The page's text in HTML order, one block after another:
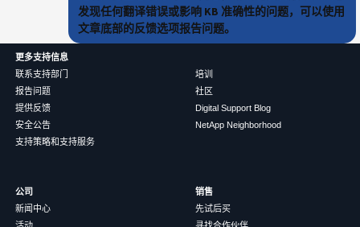
发现任何翻译错误或影响 KB 准确性的问题，可以使用
文章底部的反馈选项报告问题。
更多支持信息
联系支持部门
报告问题
提供反馈
安全公告
支持策略和支持服务
培训
社区
Digital Support Blog
NetApp Neighborhood
公司
新闻中心
销售
先试后买